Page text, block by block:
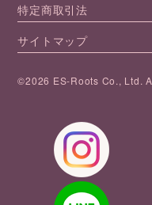
特定商取引法
サイトマップ
©2026 ES-Roots Co., Ltd.